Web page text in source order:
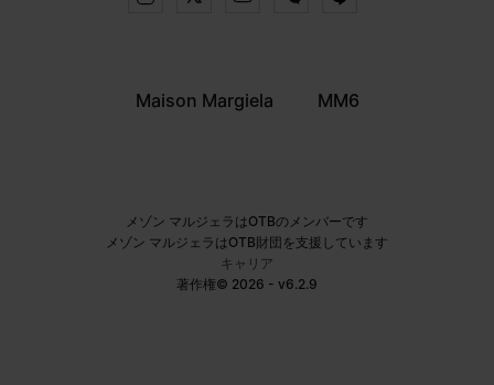
Maison Margiela MM6
メゾン マルジェラはOTBのメンバーです
メゾン マルジェラはOTB財団を支援しています
キャリア
著作権© 2026 - v6.2.9